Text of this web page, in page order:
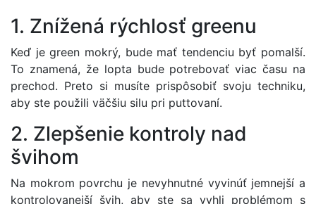
1. Znížená rýchlosť greenu
Keď je green mokrý, bude mať tendenciu byť pomalší.
To znamená, že lopta bude potrebovať viac času na
prechod. Preto si musíte prispôsobiť svoju techniku,
aby ste použili väčšiu silu pri puttovaní.
2. Zlepšenie kontroly nad
švihom
Na mokrom povrchu je nevyhnutné vyvinúť jemnejší a
kontrolovanejší švih, aby ste sa vyhli problémom s